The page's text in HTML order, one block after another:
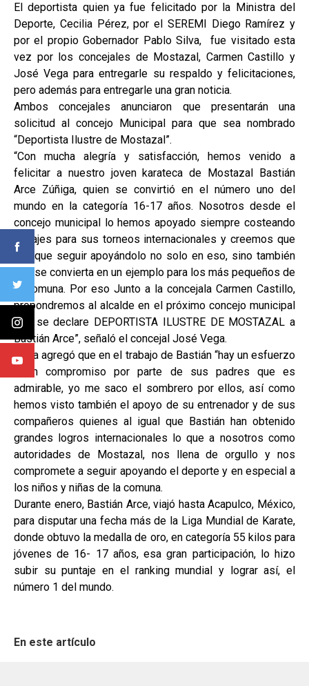
El deportista quien ya fue felicitado por la Ministra del
Deporte, Cecilia Pérez, por el SEREMI Diego Ramírez y
por el propio Gobernador Pablo Silva, fue visitado esta
vez por los concejales de Mostazal, Carmen Castillo y
José Vega para entregarle su respaldo y felicitaciones,
pero además para entregarle una gran noticia.
Ambos concejales anunciaron que presentarán una
solicitud al concejo Municipal para que sea nombrado
“Deportista Ilustre de Mostazal”.
“Con mucha alegría y satisfacción, hemos venido a
felicitar a nuestro joven karateca de Mostazal Bastián
Arce Zúñiga, quien se convirtió en el número uno del
mundo en la categoría 16-17 años. Nosotros desde el
concejo municipal lo hemos apoyado siempre costeando
pasajes para sus torneos internacionales y creemos que
hay que seguir apoyándolo no solo en eso, sino también
que se convierta en un ejemplo para los más pequeños de
la comuna. Por eso Junto a la concejala Carmen Castillo,
propondremos al alcalde en el próximo concejo municipal
que se declare DEPORTISTA ILUSTRE DE MOSTAZAL a
Bastián Arce”, señaló el concejal José Vega.
Vega agregó que en el trabajo de Bastián “hay un esfuerzo
y un compromiso por parte de sus padres que es
admirable, yo me saco el sombrero por ellos, así como
hemos visto también el apoyo de su entrenador y de sus
compañeros quienes al igual que Bastián han obtenido
grandes logros internacionales lo que a nosotros como
autoridades de Mostazal, nos llena de orgullo y nos
compromete a seguir apoyando el deporte y en especial a
los niños y niñas de la comuna.
Durante enero, Bastián Arce, viajó hasta Acapulco, México,
para disputar una fecha más de la Liga Mundial de Karate,
donde obtuvo la medalla de oro, en categoría 55 kilos para
jóvenes de 16- 17 años, esa gran participación, lo hizo
subir su puntaje en el ranking mundial y lograr así, el
número 1 del mundo.
En este artículo